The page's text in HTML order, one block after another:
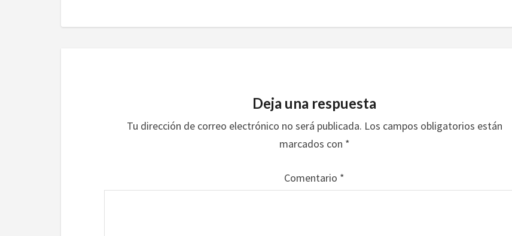
Deja una respuesta
Tu dirección de correo electrónico no será publicada. Los campos obligatorios están
marcados con *
Comentario *